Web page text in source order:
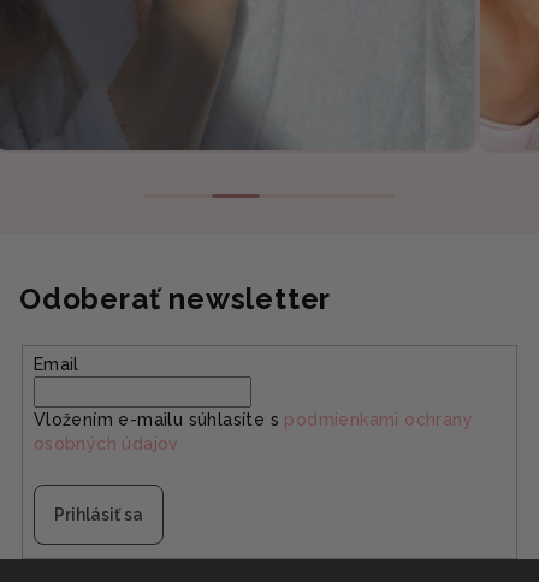
Odoberať newsletter
Email
Vložením e-mailu súhlasíte s podmienkami ochrany
osobných údajov
Prihlásiť sa